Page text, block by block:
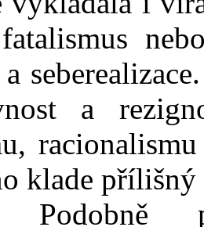
a
klade
Podobně